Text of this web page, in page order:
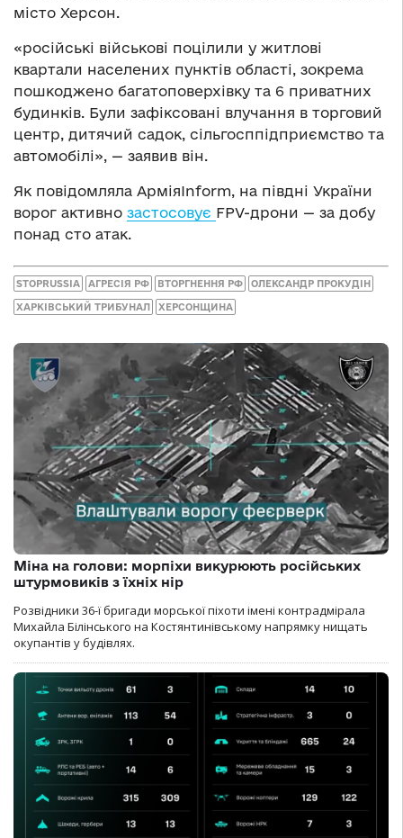
місто Херсон.
«російські військові поцілили у житлові
квартали населених пунктів області, зокрема
пошкоджено багатоповерхівку та 6 приватних
будинків. Були зафіксовані влучання в торговий
центр, дитячий садок, сільгосппідприємство та
автомобілі», — заявив він.
Як повідомляла АрміяInform, на півдні України
ворог активно застосовує FPV-дрони — за добу
понад сто атак.
STOPRUSSIA АГРЕСІЯ РФ ВТОРГНЕННЯ РФ ОЛЕКСАНДР ПРОКУДІН
ХАРКІВСЬКИЙ ТРИБУНАЛ ХЕРСОНЩИНА
Міна на голови: морпіхи викурюють російських
штурмовиків з їхніх нір
Розвідники 36-ї бригади морської піхоти імені контрадмірала
Михайла Білінського на Костянтинівському напрямку нищать
окупантів у будівлях.